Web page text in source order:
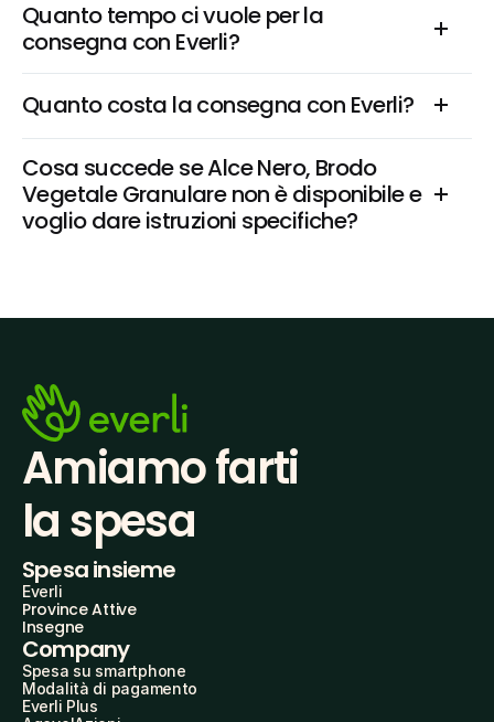
Quanto tempo ci vuole per la
consegna con Everli?
Quanto costa la consegna con Everli?
Cosa succede se Alce Nero, Brodo
Vegetale Granulare non è disponibile e
voglio dare istruzioni specifiche?
Amiamo farti
la spesa
Spesa insieme
Everli
Province Attive
Insegne
Company
Spesa su smartphone
Modalità di pagamento
Everli Plus